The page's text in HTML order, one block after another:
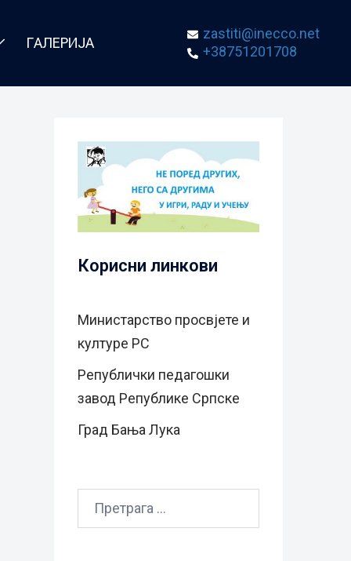
ГАЛЕРИЈА
zastiti@inecco.net
+38751201708
Корисни линкови
Министарство просвјете и
културе РС
Републички педагошки
завод Републике Српске
Град Бањa Лукa
Претрага